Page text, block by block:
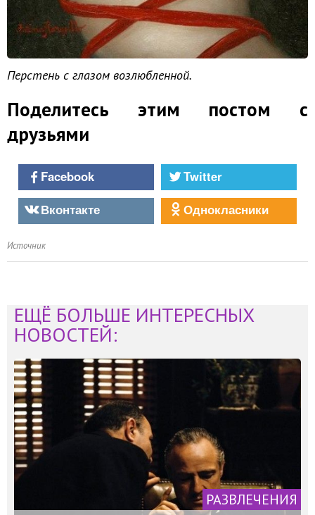
Перстень с глазом возлюбленной.
Поделитесь этим постом с
друзьями
Facebook
Twitter
Вконтакте
Однокласники
Источник
ЕЩЁ БОЛЬШЕ ИНТЕРЕСНЫХ
НОВОСТЕЙ:
РАЗВЛЕЧЕНИЯ